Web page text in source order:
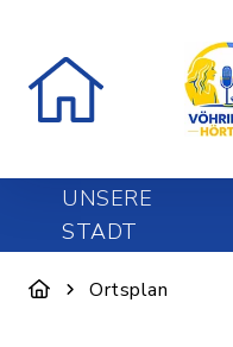
UNSERE
STADT
Ortsplan